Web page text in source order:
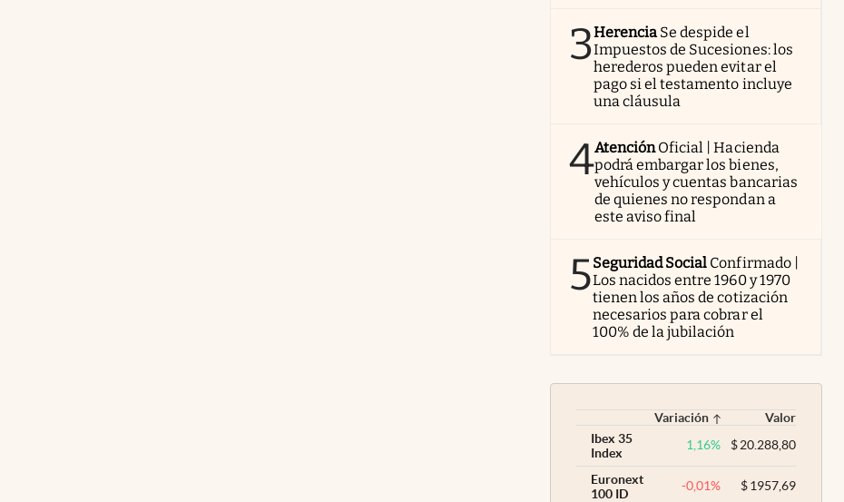
3Herencia Se despide el
Impuestos de Sucesiones: los
herederos pueden evitar el
pago si el testamento incluye
una cláusula
4AtenciónOficial | Hacienda
podrá embargar los bienes,
vehículos y cuentas bancarias
de quienes no respondan a
este aviso final
5Seguridad Social Confirmado |
Los nacidos entre 1960 y 1970
tienen los años de cotización
necesarios para cobrar el
100% de la jubilación
Variación
Valor
Ibex 35
Index
1,16% $20.288,80
Euronext
100 ID
-0,01% $1957,69